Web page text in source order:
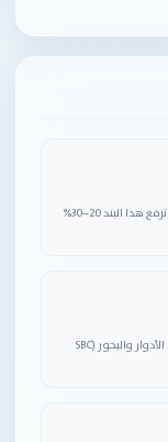
الأكثر تأثراً بنوع التربة. التربة الانتفاشية أو الرملية الهشة قد ترفع هذا البند 20–30%
الأعمدة والجسور والبلاطات والخرسانة المسلّحة. يتأثر بعدد الأدوار والبحور (SBC